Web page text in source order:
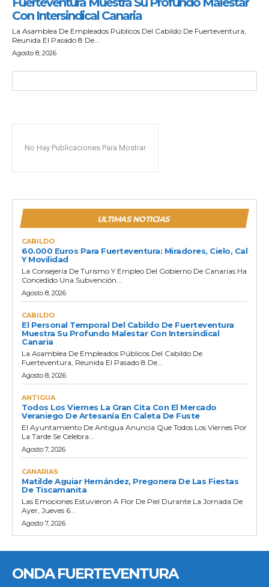
Con Intersindical Canaria
La Asamblea De Empleados Públicos Del Cabildo De Fuerteventura,
Reunida El Pasado 8 De...
Agosto 8, 2026
No Hay Publicaciones Para Mostrar
ULTIMAS NOTICIAS
CABILDO
60.000 Euros Para Fuerteventura: Miradores, Cielo, Cal
Y Movilidad
La Consejería De Turismo Y Empleo Del Gobierno De Canarias Ha
Concedido Una Subvención...
Agosto 8, 2026
CABILDO
El Personal Temporal Del Cabildo De Fuerteventura
Muestra Su Profundo Malestar Con Intersindical
Canaria
La Asamblea De Empleados Públicos Del Cabildo De
Fuerteventura, Reunida El Pasado 8 De...
Agosto 8, 2026
ANTIGUA
Todos Los Viernes La Gran Cita Con El Mercado
Veraniego De Artesanía En Caleta De Fuste
El Ayuntamiento De Antigua Anuncia Que Todos Los Viernes Por
La Tarde Se Celebra...
Agosto 7, 2026
CANARIAS
Matilde Aguiar Hernández, Pregonera De Las Fiestas
De Tiscamanita
Las Emociones Estuvieron A Flor De Piel Durante La Jornada De
Ayer, Jueves 6...
Agosto 7, 2026
ONDA FUERTEVENTURA